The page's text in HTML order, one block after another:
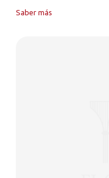
Saber más